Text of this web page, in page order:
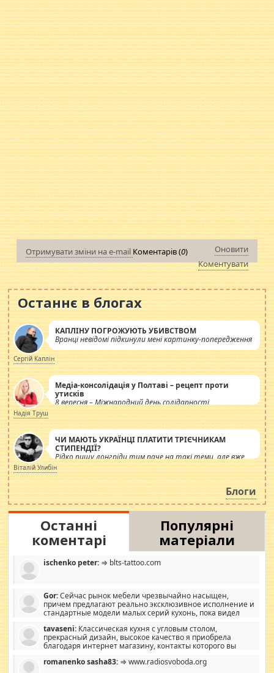
Отримувати зміни на e-mail Коментарів (0)
Оновити
Коментувати
Останнє в блогах
КАПЛІНУ ПОГРОЖУЮТЬ УБИВСТВОМ
Вранці невідомі підкинули мені картинку-попередження
Сергій Каплін
Медіа-консолідація у Полтаві – рецепт проти
утисків
8 вересня – Міжнародний день солідарності
журналістів.
Надія Труш
ЧИ МАЮТЬ УКРАЇНЦІ ПЛАТИТИ ТРІЄЧНИКАМ
СТИПЕНДІЇ?
Рідко пишу лонгріди тим паче на такі теми, але вже
просто дістало! Обурюють сьогоднішні інсенуації
навколо стипендіального питання. Штучно
роздувається ще одна соціальна катастрофа.
Віталій Улибін
Блоги
Останні
коментарі
Популярні
матеріали
ischenko peter: ⇒ blts-tattoo.com
Gor:Сейчас рынок мебели чрезвычайно насыщен,
причем предлагают реально эксклюзивное исполнение и
стандартные модели малых серий кухонь, пока видел
стандартные формы, в MebelOk, креативненько и что главное -
со вкусом все в порядке, без ненужных наворотов удорожающих
мебель, а это не последний фактор.
tavaseni: Классическая кухня с угловым столом,
прекрасный дизайн, высокое качество я приобрела
благодаря интернет магазину, контакты которого вы
romanenko sasha83: ⇒ www.radiosvoboda.org